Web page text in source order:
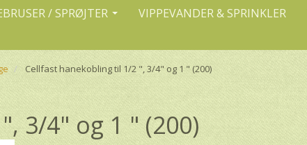
/ SPRØJTER VIPPEVANDER & SPRINKLER
Cellfast hanekobling til 1/2 ", 3/4" og 1 " (200)
3/4" og 1 " (200)